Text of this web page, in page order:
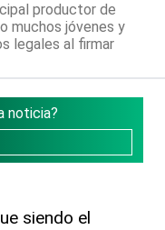
productor de
muchos jóvenes y
legales al firmar
noticia?
siendo el